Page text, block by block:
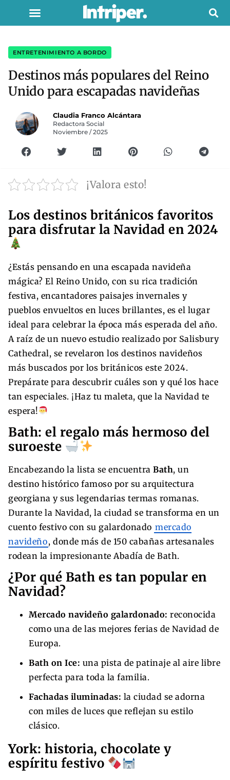
ENTRETENIMIENTO A BORDO
Destinos más populares del Reino
Unido para escapadas navideñas
Claudia Franco Alcántara
Redactora Social
Noviembre / 2025
¡Valora esto!
Los destinos británicos favoritos
para disfrutar la Navidad en 2024
¿Estás pensando en una escapada navideña
mágica? El Reino Unido, con su rica tradición
festiva, encantadores paisajes invernales y
pueblos envueltos en luces brillantes, es el lugar
ideal para celebrar la época más esperada del año.
A raíz de un nuevo estudio realizado por Salisbury
Cathedral, se revelaron los destinos navideños
más buscados por los británicos este 2024.
Prepárate para descubrir cuáles son y qué los hace
tan especiales. ¡Haz tu maleta, que la Navidad te
espera!
Bath: el regalo más hermoso del
suroeste
Encabezando la lista se encuentra Bath, un
destino histórico famoso por su arquitectura
georgiana y sus legendarias termas romanas.
Durante la Navidad, la ciudad se transforma en un
cuento festivo con su galardonado mercado
navideño, donde más de 150 cabañas artesanales
rodean la impresionante Abadía de Bath.
¿Por qué Bath es tan popular en
Navidad?
Mercado navideño galardonado: reconocida
como una de las mejores ferias de Navidad de
Europa.
Bath on Ice: una pista de patinaje al aire libre
perfecta para toda la familia.
Fachadas iluminadas: la ciudad se adorna
con miles de luces que reflejan su estilo
clásico.
York: historia, chocolate y
espíritu festivo